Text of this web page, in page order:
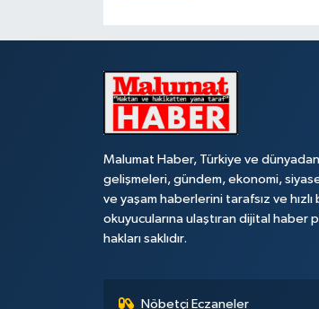
Malumat Haber, Türkiye ve
gelişmeleri, gündem, ekonomi,
ve yaşam haberlerini tarafsız ve hızlı
okuyucularına ulaştıran dijital haber
hakları saklıdır.
Nöbetçi Eczaneler